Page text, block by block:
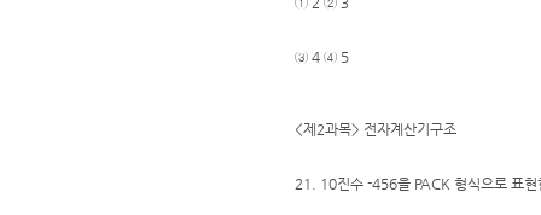
③ 4 ④ 5
<제2과목> 전자계산기구조
21. 10진수 -456을 PACK 형식으로 표현